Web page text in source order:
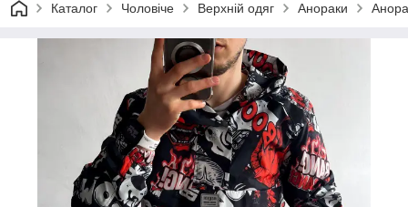
Каталог Чоловіче Верхній одяг Анораки